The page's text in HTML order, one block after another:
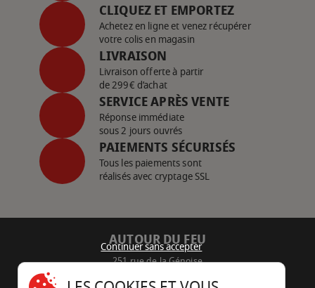
CLIQUEZ ET EMPORTEZ
Achetez en ligne et venez récupérer
votre colis en magasin
LIVRAISON
Livraison offerte à partir
de 299€ d’achat
SERVICE APRÈS VENTE
Réponse immédiate
sous 2 jours ouvrés
PAIEMENTS SÉCURISÉS
Tous les paiements sont
réalisés avec cryptage SSL
AUTOUR DU FEU
251 rue de la Génoise
Continuer sans accepter